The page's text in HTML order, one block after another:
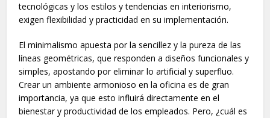
tecnológicas y los estilos y tendencias en interiorismo,
exigen flexibilidad y practicidad en su implementación.
El minimalismo apuesta por la sencillez y la pureza de las
líneas geométricas, que responden a diseños funcionales y
simples, apostando por eliminar lo artificial y superfluo.
Crear un ambiente armonioso en la oficina es de gran
importancia, ya que esto influirá directamente en el
bienestar y productividad de los empleados. Pero, ¿cuál es